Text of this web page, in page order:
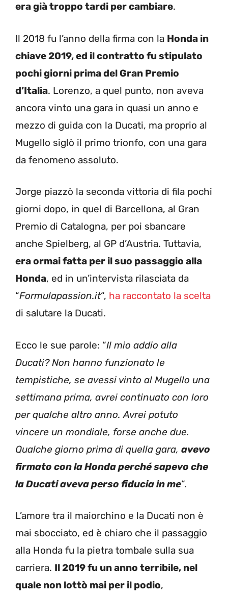
era già troppo tardi per cambiare.
Il 2018 fu l’anno della firma con la Honda in
chiave 2019, ed il contratto fu stipulato
pochi giorni prima del Gran Premio
d’Italia. Lorenzo, a quel punto, non aveva
ancora vinto una gara in quasi un anno e
mezzo di guida con la Ducati, ma proprio al
Mugello siglò il primo trionfo, con una gara
da fenomeno assoluto.
Jorge piazzò la seconda vittoria di fila pochi
giorni dopo, in quel di Barcellona, al Gran
Premio di Catalogna, per poi sbancare
anche Spielberg, al GP d’Austria. Tuttavia,
era ormai fatta per il suo passaggio alla
Honda, ed in un’intervista rilasciata da
“Formulapassion.it“, ha raccontato la scelta
di salutare la Ducati.
Ecco le sue parole: “Il mio addio alla
Ducati? Non hanno funzionato le
tempistiche, se avessi vinto al Mugello una
settimana prima, avrei continuato con loro
per qualche altro anno. Avrei potuto
vincere un mondiale, forse anche due.
Qualche giorno prima di quella gara, avevo
firmato con la Honda perché sapevo che
la Ducati aveva perso fiducia in me“.
L’amore tra il maiorchino e la Ducati non è
mai sbocciato, ed è chiaro che il passaggio
alla Honda fu la pietra tombale sulla sua
carriera. Il 2019 fu un anno terribile, nel
quale non lottò mai per il podio,